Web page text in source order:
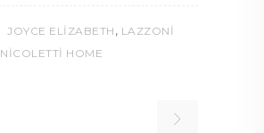
JOYCE ELIZABETH , LAZZONI
NICOLETTI HOME